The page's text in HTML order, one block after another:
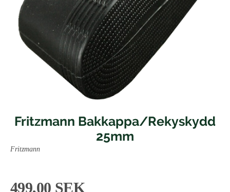
Fritzmann Bakkappa/Rekyskydd
25mm
Fritzmann
499,00 SEK